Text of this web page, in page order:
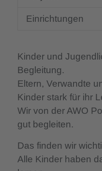
Einrichtungen
Kinder und
Begleitung.
Eltern, Verwandte
Kinder stark für ihr
Wir von der AWO
gut begleiten.
Das finden wir
Alle Kinder haben